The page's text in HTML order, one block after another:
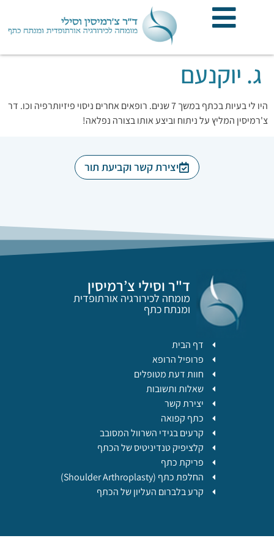
ג. יוקנעם
היו לי בעיות בכתף במשך 7 שנים. רופאים אחרים ניסוי פיזיותרפיה וכו. דר
צ'רמיסין המליץ על ניתוח וביצע אותו בצורה נפלאה!
יצירת קשר וקביעת תור
ד"ר וסילי צ’רמיסין
מומחה לכירורגיה אורתופדית
ומנתח כתף
דף הבית
פרופיל הרופא
חוות דעת מטופלים
שאלות ותשובות
יצירת קשר
כתף קפואה
קרעים בגידי השרוול המסובב
קלציפיק טנדיניטיס של הכתף
פריקת כתף
החלפת כתף (Shoulder Arthroplasty)
קרע בלברום העליון של הכתף